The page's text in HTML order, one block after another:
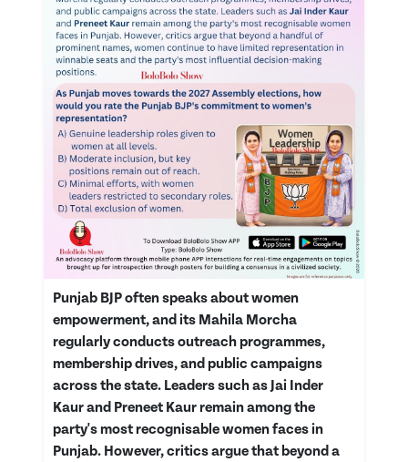
Punjab BJP often speaks about women
empowerment, and its Mahila Morcha
regularly conducts outreach programmes,
membership drives, and public campaigns
across the state. Leaders such as Jai Inder
Kaur and Preneet Kaur remain among the
party's most recognisable women faces in
Punjab. However, critics argue that beyond a